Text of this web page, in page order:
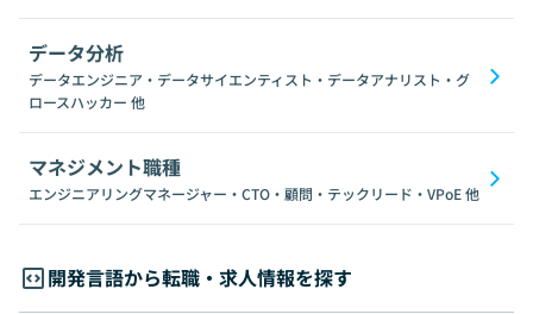
データ分析
データエンジニア・データサイエンティスト・データアナリスト・グ
ロースハッカー 他
マネジメント職種
エンジニアリングマネージャー・CTO・顧問・テックリード・VPoE他
開発言語から転職・求人情報を探す